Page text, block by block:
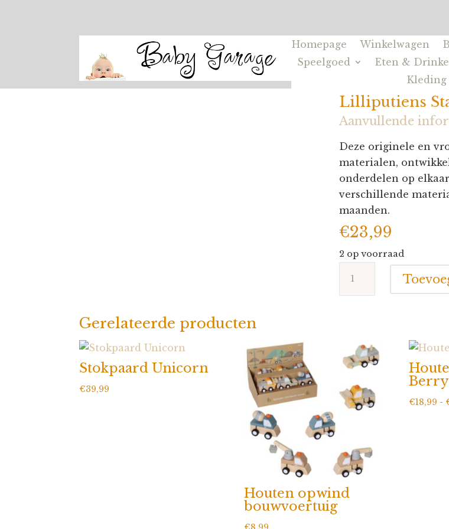
Homepage Winkelwagen
Speelgoed
Eten &
Kleding
Lilliputiens
Aanvullende
Deze originele en
materialen,
onderdelen op
verschillende
maanden.
€23,99
2 op voorraad
Lilliputiens
Stapelpiramide
Gerelateerde producten
Stokpaard Unicorn
€39,99
Houten opwind
bouwvoertuig
Berry
€18,99 -